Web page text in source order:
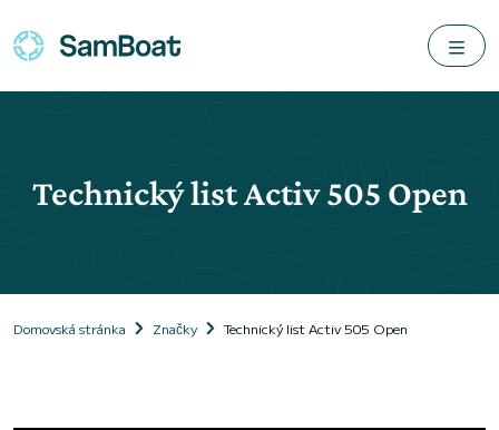
Technický list Activ 505 Open
Domovská stránka Značky Technický list Activ 505 Open